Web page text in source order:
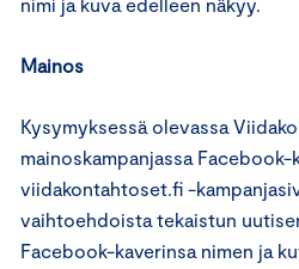
Mainos
Kysymyksessä olevassa
mainoskampanjassa
viidakontahtoset.fi -
vaihtoehdoista tekaistun
Facebook-kaverinsa nimen ja